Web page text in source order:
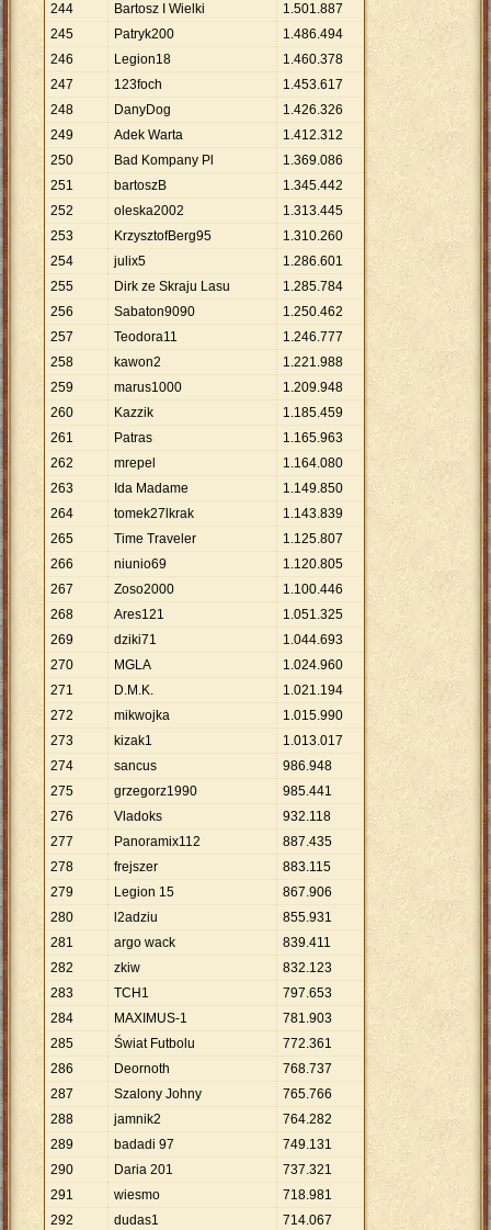
244
Bartosz I Wielki 1.501.887
245
Patryk200 1.486.494
246
Legion18 1.460.378
247
123foch 1.453.617
248
DanyDog 1.426.326
249
Adek Warta 1.412.312
250
Bad Kompany Pl 1.369.086
251
bartoszB 1.345.442
252
oleska2002 1.313.445
253
KrzysztofBerg95 1.310.260
254
julix5 1.286.601
255
Dirk ze Skraju Lasu 1.285.784
256
Sabaton9090 1.250.462
257
Teodora11 1.246.777
258
kawon2 1.221.988
259
marus1000 1.209.948
260
Kazzik 1.185.459
261
Patras 1.165.963
262
mrepel 1.164.080
263
Ida Madame 1.149.850
264
tomek27lkrak 1.143.839
265
Time Traveler 1.125.807
266
niunio69 1.120.805
267
Zoso2000 1.100.446
268
Ares121 1.051.325
269
dziki71 1.044.693
270
MGLA 1.024.960
271
D.M.K. 1.021.194
272
mikwojka 1.015.990
273
kizak1 1.013.017
274
sancus 986.948
275
grzegorz1990 985.441
276
Vladoks 932.118
277
Panoramix112 887.435
278
frejszer 883.115
279
Legion 15 867.906
280
l2adziu 855.931
281
argo wack 839.411
282
zkiw 832.123
283
TCH1 797.653
284
MAXIMUS-1 781.903
285
Świat Futbolu 772.361
286
Deornoth 768.737
287
Szalony Johny 765.766
288
jamnik2 764.282
289
badadi 97 749.131
290
Daria 201 737.321
291
wiesmo 718.981
292
dudas1 714.067